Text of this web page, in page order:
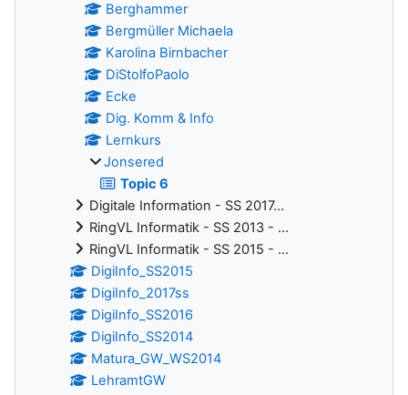
Berghammer
Bergmüller Michaela
Karolina Birnbacher
DiStolfoPaolo
Ecke
Dig. Komm & Info
Lernkurs
Jonsered
Topic 6
Digitale Information - SS 2017...
RingVL Informatik - SS 2013 - ...
RingVL Informatik - SS 2015 - ...
DigiInfo_SS2015
DigiInfo_2017ss
DigiInfo_SS2016
DigiInfo_SS2014
Matura_GW_WS2014
LehramtGW